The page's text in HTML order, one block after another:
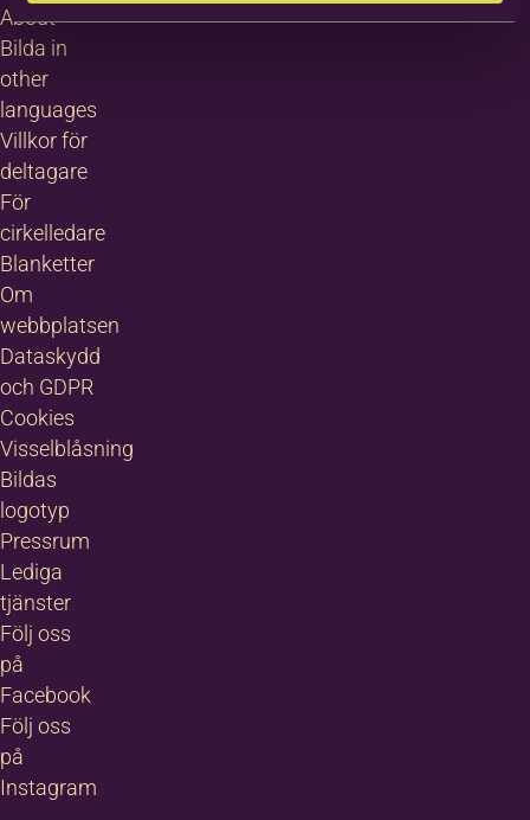
About
Bilda in
other
languages
Villkor för
deltagare
För
cirkelledare
Blanketter
Om
webbplatsen
Dataskydd
och GDPR
Cookies
Visselblåsning
Bildas
logotyp
Pressrum
Lediga
tjänster
Följ oss
på
Facebook
Följ oss
på
Instagram